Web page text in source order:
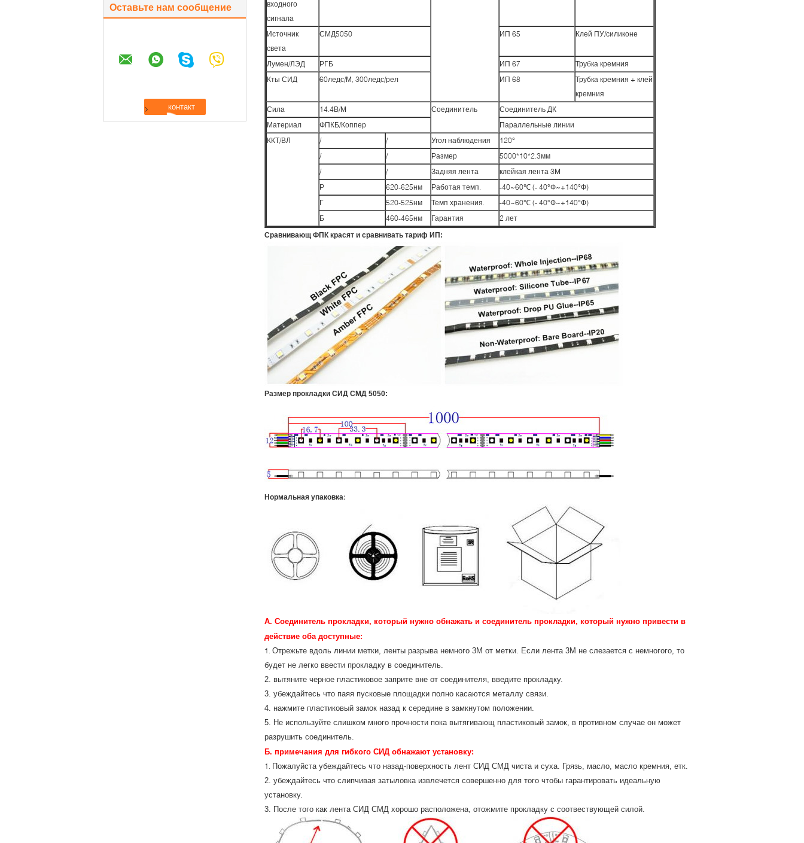
Оставьте нам сообщение
входного
сигнала
Источник
света
СМД5050 ИП 65 Клей ПУ/силиконе
Лумен/ЛЭД РГБ ИП 67
Трубка кремния
Кты СИД
60ледс/М, 300ледс/рел ИП 68
Трубка кремния + клей
кремния
Сила
14.4В/М Соединитель
Соединитель ДК
Материал
ФПКБ/Коппер
Параллельные линии
ККТ/ВЛ
/ / Угол наблюдения
120°
/
/ Размер
5000*10*2.3мм
/
/ Задняя лента
клейкая лента 3М
Р
620-625нм Работая темп.
-40~60℃ (- 40°Ф~+140°Ф)
Г
520-525нм Темп хранения.
-40~60℃ (- 40°Ф~+140°Ф)
Б
460-465нм Гарантия 2 лет
Сравнивающ ФПК красят и сравнивать тариф ИП:
Размер прокладки СИД СМД 5050:
Нормальная упаковка:
А. Соединитель прокладки, который нужно обнажать и соединитель прокладки, который нужно привести в
действие оба доступные:
1. Отрежьте вдоль линии метки, ленты разрыва немного 3М от метки. Если лента 3М не слезается с немногого, то
будет не легко ввести прокладку в соединитель.
2. вытяните черное пластиковое заприте вне от соединителя, введите прокладку.
3. убеждайтесь что паяя пусковые площадки полно касаются металлу связи.
4. нажмите пластиковый замок назад к середине в замкнутом положении.
5. Не используйте слишком много прочности пока вытягивающ пластиковый замок, в противном случае он может
разрушить соединитель.
Б. примечания для гибкого СИД обнажают установку:
1. Пожалуйста убеждайтесь что назад-поверхность лент СИД СМД чиста и суха. Грязь, масло, масло кремния, етк.
2. убеждайтесь что слипчивая затыловка извлечется совершенно для того чтобы гарантировать идеальную
установку.
3. После того как лента СИД СМД хорошо расположена, отожмите прокладку с соотвествующей силой.